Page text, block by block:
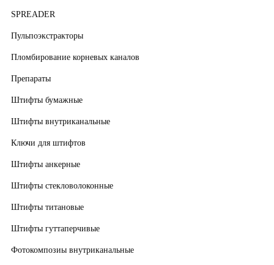
SPREADER
Пульпоэкстракторы
Пломбирование корневых каналов
Препараты
Штифты бумажные
Штифты внутриканальные
Ключи для штифтов
Штифты анкерные
Штифты стекловолоконные
Штифты титановые
Штифты гуттаперчивые
Фотокомпозиы внутриканальные